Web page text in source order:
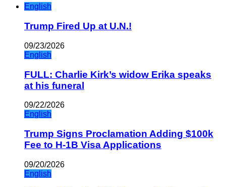
English
Trump Fired Up at U.N.!
09/23/2026
English
FULL: Charlie Kirk’s widow Erika speaks
at his funeral
09/22/2026
English
Trump Signs Proclamation Adding $100k
Fee to H-1B Visa Applications
09/20/2026
English